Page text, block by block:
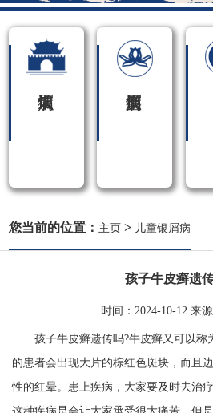
您当前的位置： 主页 > 儿童银屑病
孩子牛皮癣遗
时间： 2024-10-12 来源
孩子牛皮癣遗传吗?牛皮癣又可以称
的患者会出现大片的棕红色斑块，而且
性的红晕。患上疾病，大家要及时去治